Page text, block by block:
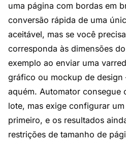
uma página com bordas em
conversão rápida de uma
aceitável, mas se você
corresponda às dimensões
exemplo ao enviar uma
gráfico ou mockup de
aquém. Automator consegue
lote, mas exige configurar
primeiro, e os resultados
restrições de tamanho de